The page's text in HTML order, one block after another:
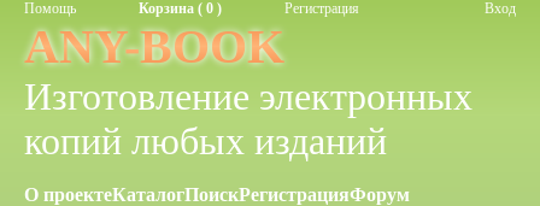
Помощь Корзина ( 0 ) Регистрация Вход
ANY-BOOK
Изготовление электронных
копий любых изданий
О проектеКаталогПоискРегистрацияФорум